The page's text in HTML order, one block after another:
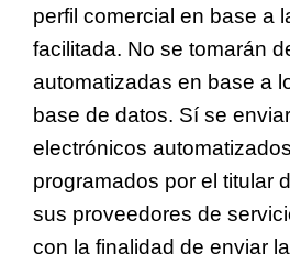
perfil comercial en base a
facilitada. No se tomarán
automatizadas en base a
base de datos. Sí se
electrónicos
programados por el titular
sus proveedores de
con la finalidad de enviar